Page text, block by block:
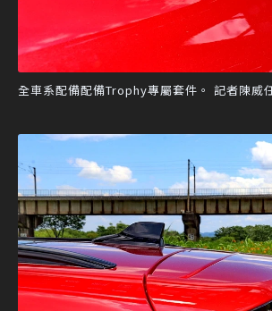
全車系配備配備Trophy專屬套件。 記者陳威